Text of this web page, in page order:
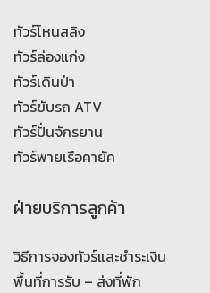
ทัวร์โหนสลิง
ทัวร์ล่องแก่ง
ทัวร์เดินป่า
ทัวร์ขับรถ ATV
ทัวร์ปั่นจักรยาน
ทัวร์พายเรือคายัค
ฝ่ายบริการลูกค้า
วิธีการจองทัวร์และชำระเงิน
พื้นที่การรับ – ส่งที่พัก